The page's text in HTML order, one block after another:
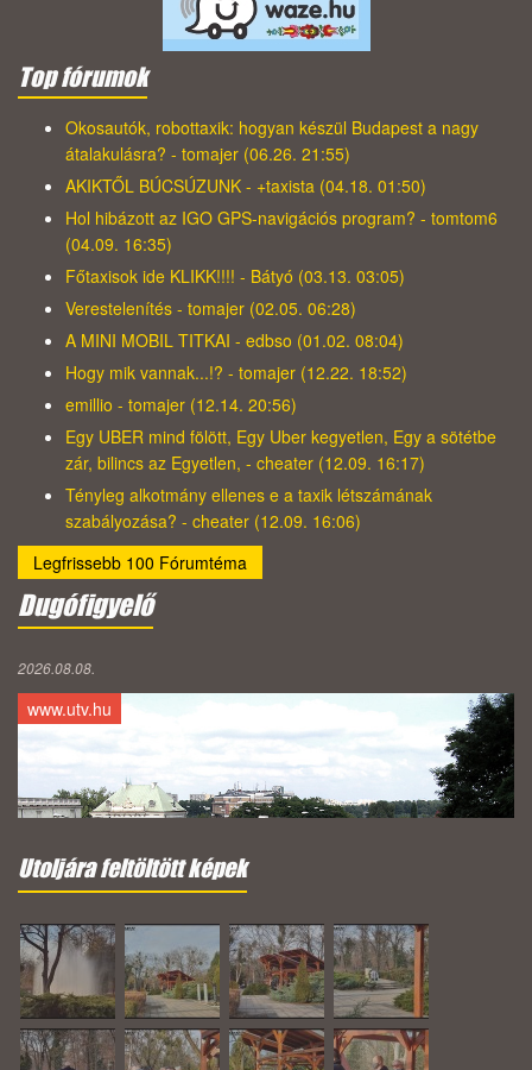
Top fórumok
Okosautók, robottaxik: hogyan készül Budapest a nagy
átalakulásra? - tomajer (06.26. 21:55)
AKIKTŐL BÚCSÚZUNK - +taxista (04.18. 01:50)
Hol hibázott az IGO GPS-navigációs program? - tomtom6
(04.09. 16:35)
Főtaxisok ide KLIKK!!!! - Bátyó (03.13. 03:05)
Verestelenítés - tomajer (02.05. 06:28)
A MINI MOBIL TITKAI - edbso (01.02. 08:04)
Hogy mik vannak...!? - tomajer (12.22. 18:52)
emillio - tomajer (12.14. 20:56)
Egy UBER mind fölött, Egy Uber kegyetlen, Egy a sötétbe
zár, bilincs az Egyetlen, - cheater (12.09. 16:17)
Tényleg alkotmány ellenes e a taxik létszámának
szabályozása? - cheater (12.09. 16:06)
Legfrissebb 100 Fórumtéma
Dugófigyelő
2026.08.08.
www.utv.hu
Utoljára feltöltött képek